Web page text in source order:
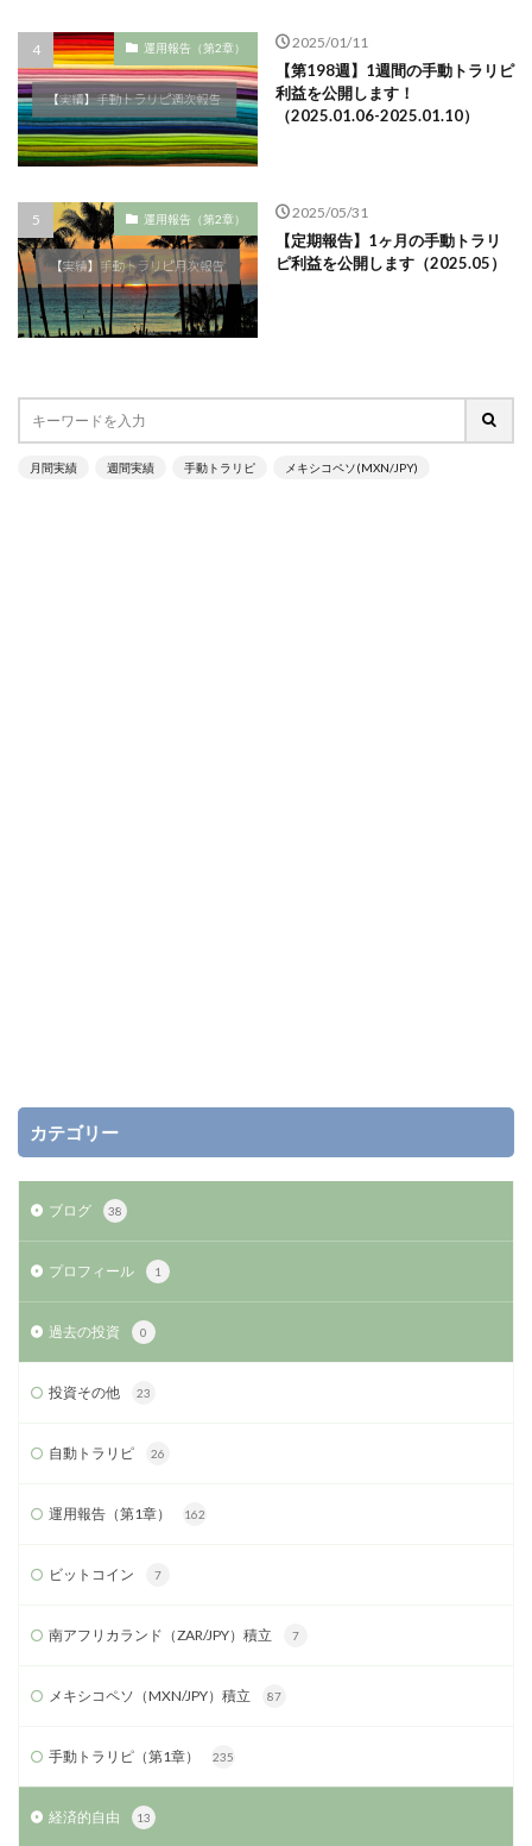
運用報告（第2章） 2025/01/11
【第198週】1週間の手動トラリピ
利益を公開します！
（2025.01.06-2025.01.10）
運用報告（第2章） 2025/05/31
【定期報告】1ヶ月の手動トラリ
ピ利益を公開します（2025.05）
月間実績 週間実績 手動トラリピ メキシコペソ(MXN/JPY)
カテゴリー
ブログ 38
プロフィール 1
過去の投資 0
投資その他 23
自動トラリピ 26
運用報告（第1章） 162
ビットコイン 7
南アフリカランド（ZAR/JPY）積立 7
メキシコペソ（MXN/JPY）積立 87
手動トラリピ（第1章） 235
経済的自由 13